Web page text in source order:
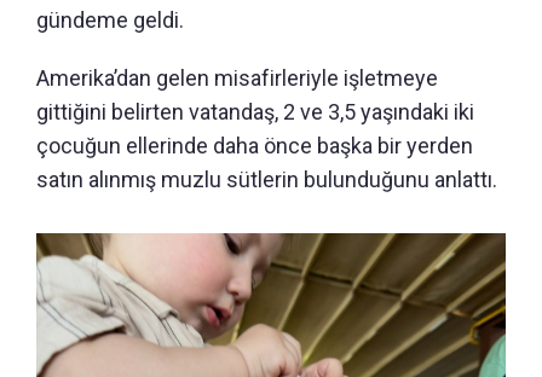
gündeme geldi.
Amerika’dan gelen misafirleriyle işletmeye
gittiğini belirten vatandaş, 2 ve 3,5 yaşındaki iki
çocuğun ellerinde daha önce başka bir yerden
satın alınmış muzlu sütlerin bulunduğunu anlattı.